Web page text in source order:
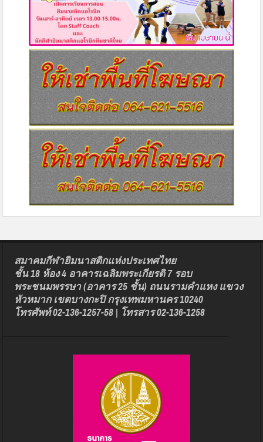
สมาคมกีฬายิมนาสติกแห่งประเทศไทย
ชั้น 18 ห้อง 4 อาคารเฉลิมพระเกียรติ 7 รอบ
พระชนมพรรษา (อาคาร 25 ชั้น) ถนนรามคำแหง แขวง
หัวหมาก เขตบางกะปิ กรุงเทพมหานคร 10240
โทรศัพท์ 02-136-1257-58 | โทรสาร 02-136-1258